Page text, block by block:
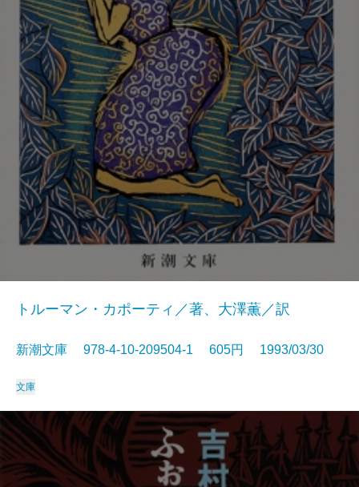
トルーマン・カポーティ／著、大澤薫／訳
新潮文庫 978-4-10-209504-1 605円 1993/03/30
文庫